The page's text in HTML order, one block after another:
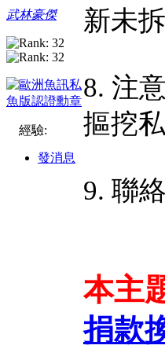
武林豪傑
經驗:
發消息
新未
8. 注
摳挖
9. 聯
本主
捐款